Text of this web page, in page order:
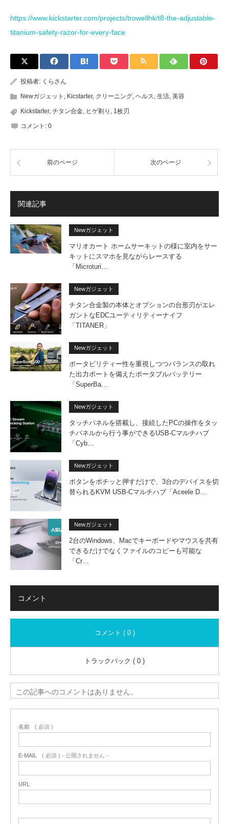
https://www.kickstarter.com/projects/trowellhk/t8-the-adjustable-
titanium-safety-razor-for-every-face
投稿者: くらさん
Newガジェット , Kicstarter, クリーニング, ヘルス, 生活, 美容
Kickstarter, チタン合金, ヒゲ剃り , 1枚刃
コメント: 0
前のページ 次のページ
関連記事
Newガジェット
マリオカート ホームサーキットの様に室内をサー
キットにスマホを見ながらレースする
「Microturi…
Newガジェット
チタン合金製の本体とオプションの台形刃がエレ
ガントなEDCユーティリティーナイフ
「TITANER」
Newガジェット
ポータビリティー性を重視しつつバランスの取れ
た出力ポートを備えたポータブルバッテリー
「SuperBa…
Newガジェット
タッチパネルを搭載し、接続したPCの操作をタッ
チパネルから行う事ができるUSB-Cマルチハブ
「Cyb…
Newガジェット
ボタンをポチッと押すだけで、3台のデバイスを切
替られるKVM USB-Cマルチハブ「Aceele D…
Newガジェット
2台のWindows、Macでキーボードやマウスを共有
できるだけでなくファイルのコピーも可能な
「Cr…
コメント
コメント ( 0 )
トラックバック ( 0 )
この記事へのコメントはありません。
名前 ( 必須 )
E-MAIL ( 必須 ) - 公開されません -
URL